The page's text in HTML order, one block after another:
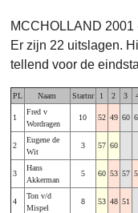
MCCHOLLAND 2001
Er zijn 22 uitslagen.
tellend voor de
PL Naam Startnr 1 2 3
1
Fred v
Wordragen
10 52 49 60
2
Eugene de
Wit
3 57 60
3
Hans
Akkerman
5 60 53 57
4
Ton v/d
Mispel
8 53 48 51